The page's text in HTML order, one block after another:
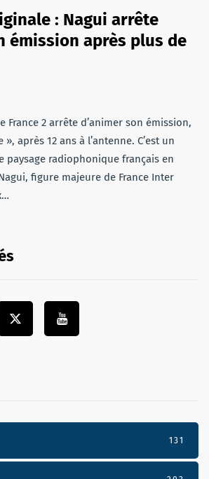
: Nagui arrête
émission après plus de
France 2 arrête d’animer son émission,
après 12 ans à l’antenne. C’est un
paysage radiophonique français en
figure majeure de France Inter
131